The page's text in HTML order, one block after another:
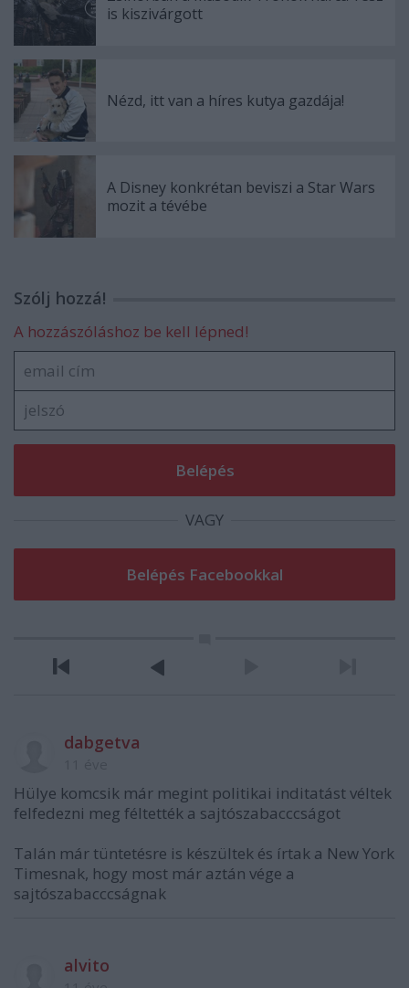
is kiszivárgott
Nézd, itt van a híres kutya gazdája!
A Disney konkrétan beviszi a Star Wars
mozit a tévébe
Szólj hozzá!
A hozzászóláshoz be kell lépned!
VAGY
dabgetva
Hülye komcsik már megint politikai inditatást véltek
felfedezni meg féltették a sajtószabacccságot
Talán már tüntetésre is készültek és írtak a New York
Timesnak, hogy most már aztán vége a
sajtószabacccságnak
alvito